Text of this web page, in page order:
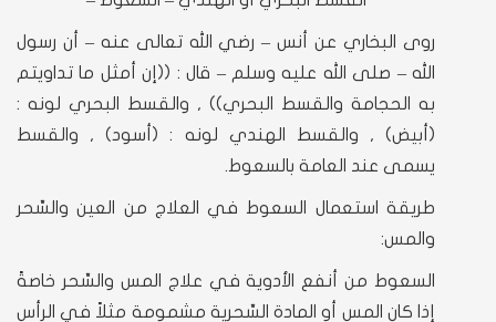
روى البخاري عن أنس – رضي الله تعالى عنه – أن رسول
الله – صلى الله عليه وسلم – قال : ((إن أمثل ما تداويتم
به الحجامة والقسط البحري)) , والقسط البحري لونه :
(أبيض) , والقسط الهندي لونه : (أسود) , والقسط
يسمى عند العامة بالسعوط.
طريقة استعمال السعوط في العلاج من العين والسِّحر
والمس:
السعوط من أنفع الأدوية في علاج المس والسِّحر خاصةً
إذا كان المس أو المادة السِّحرية مشمومة مثلاً في الرأس